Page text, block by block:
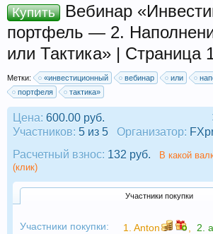
Купить
Вебинар
портфель — 2.
или Тактика» | Страница
Метки: «инвестиционный вебинар или
портфеля
тактика»
Цена: 600.00 руб.
Участников: 5 из 5 Организатор:
Расчетный взнос: 132 руб.
В какой
(клик)
Участники покупки
Участники покупки: 1. Anton 2.